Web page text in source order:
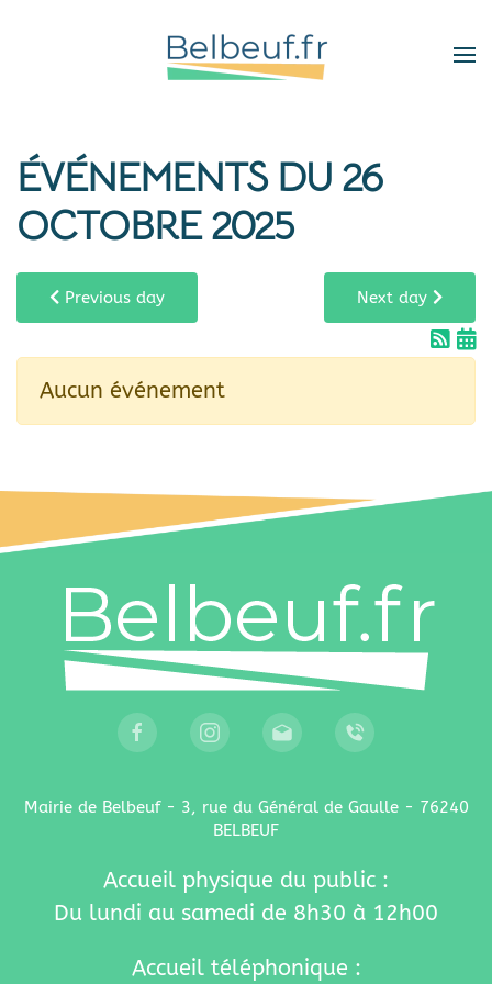
ÉVÉNEMENTS DU 26
OCTOBRE 2025
Previous day Next day
Aucun événement
Mairie de Belbeuf - 3, rue du Général de Gaulle - 76240
BELBEUF
Accueil physique du public :
Du lundi au samedi de 8h30 à 12h00
Accueil téléphonique :